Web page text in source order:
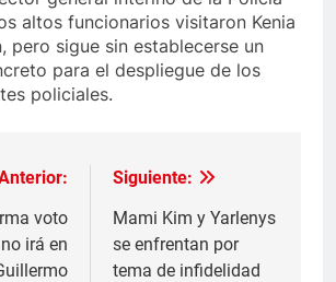
altos funcionarios visitaron Kenia
pero sigue sin establecerse un
para el despliegue de los
policiales.
voto
irá en
Siguiente:
Mami Kim y Yarlenys
se enfrentan por
tema de infidelidad